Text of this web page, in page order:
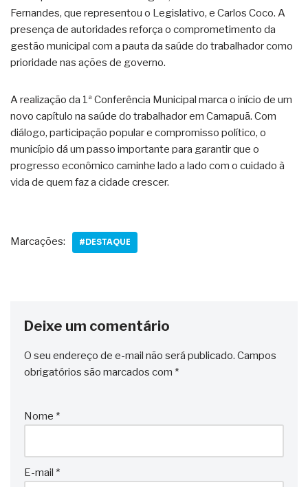
Fernandes, que representou o Legislativo, e Carlos Coco. A
presença de autoridades reforça o comprometimento da
gestão municipal com a pauta da saúde do trabalhador como
prioridade nas ações de governo.
A realização da 1ª Conferência Municipal marca o início de um
novo capítulo na saúde do trabalhador em Camapuã. Com
diálogo, participação popular e compromisso político, o
município dá um passo importante para garantir que o
progresso econômico caminhe lado a lado com o cuidado à
vida de quem faz a cidade crescer.
Marcações: #DESTAQUE
Deixe um comentário
O seu endereço de e-mail não será publicado. Campos
obrigatórios são marcados com *
Nome *
E-mail *